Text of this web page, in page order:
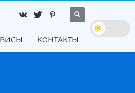
КОНТАКТЫ